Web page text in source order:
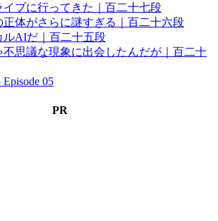
イブに行ってきた｜百二十七段
正体がさらに謎すぎる｜百二十六段
ルAIだ｜百二十五段
不思議な現象に出会したんだが｜百二十
05
PR